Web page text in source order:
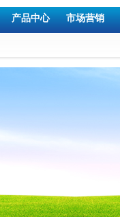
产品中心 市场营销